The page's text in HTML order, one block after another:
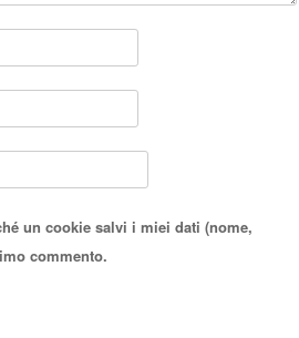
un cookie salvi i miei dati (nome,
commento.